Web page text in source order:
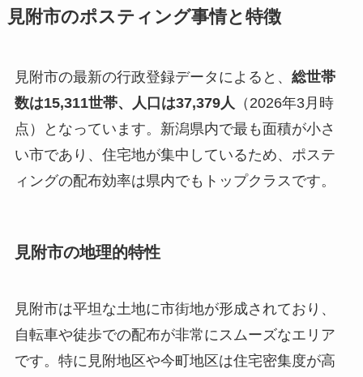
見附市のポスティング事情と特徴
見附市の最新の行政登録データによると、 総世帯
数は15,311世帯、人口は37,379人 （2026年3月時
点）となっています。新潟県内で最も面積が小さ
い市であり、住宅地が集中しているため、ポステ
ィングの配布効率は県内でもトップクラスです。
見附市の地理的特性
見附市は平坦な土地に市街地が形成されており、
自転車や徒歩での配布が非常にスムーズなエリア
です。特に見附地区や今町地区は住宅密集度が高